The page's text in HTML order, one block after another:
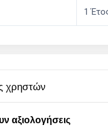
1
χρηστών
αξιολογήσεις